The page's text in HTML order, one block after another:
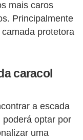
mais caros
Principalmente
protetora
caracol
a escada
optar por
uma